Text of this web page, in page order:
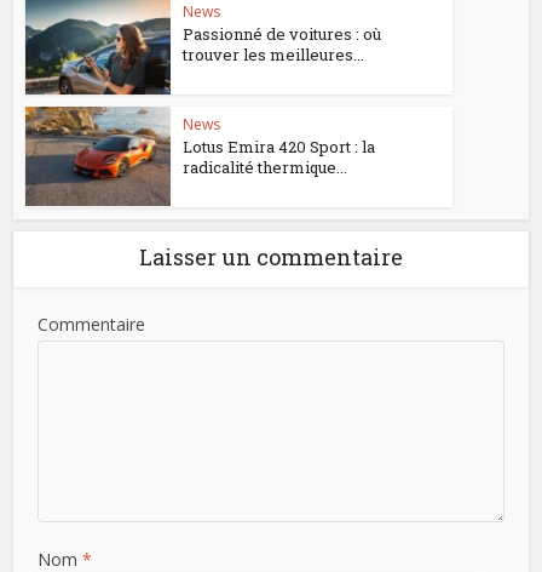
News
Passionné de voitures : où
trouver les meilleures...
News
Lotus Emira 420 Sport : la
radicalité thermique...
Laisser un commentaire
Commentaire
Nom*